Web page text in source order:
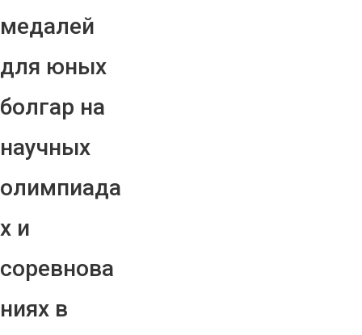
медалей
для юных
болгар на
научных
олимпиада
х и
соревнова
ниях в